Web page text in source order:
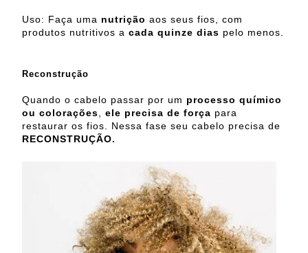
Uso: Faça uma nutrição aos seus fios, com
produtos nutritivos a cada quinze dias pelo menos.
Reconstrução
Quando o cabelo passar por um processo químico
ou colorações, ele precisa de força para
restaurar os fios. Nessa fase seu cabelo precisa de
RECONSTRUÇÃO.